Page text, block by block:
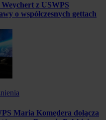
z USWPS
o współczesnych gettach
Maria Komędera dołącza